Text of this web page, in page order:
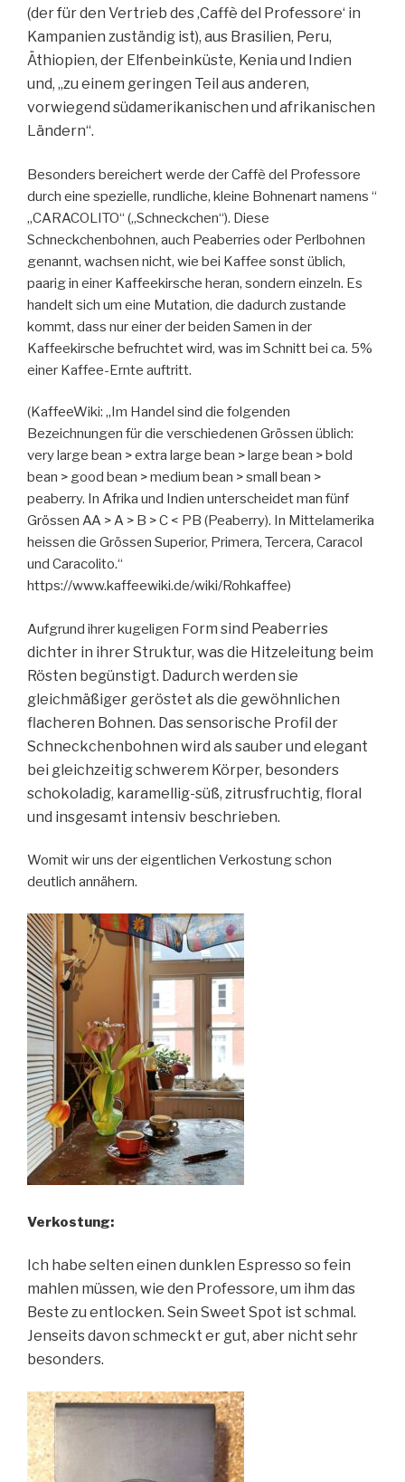
(der für den Vertrieb des ‚Caffè del Professore‘ in
Kampanien zuständig ist), aus Brasilien, Peru,
Äthiopien, der Elfenbeinküste, Kenia und Indien
und, „zu einem geringen Teil aus anderen,
vorwiegend südamerikanischen und afrikanischen
Ländern“.
Besonders bereichert werde der Caffè del Professore
durch eine spezielle, rundliche, kleine Bohnenart namens “
„CARACOLITO“ („Schneckchen“). Diese
Schneckchenbohnen, auch Peaberries oder Perlbohnen
genannt, wachsen nicht, wie bei Kaffee sonst üblich,
paarig in einer Kaffeekirsche heran, sondern einzeln. Es
handelt sich um eine Mutation, die dadurch zustande
kommt, dass nur einer der beiden Samen in der
Kaffeekirsche befruchtet wird, was im Schnitt bei ca. 5%
einer Kaffee-Ernte auftritt.
(KaffeeWiki: „Im Handel sind die folgenden
Bezeichnungen für die verschiedenen Grössen üblich:
very large bean > extra large bean > large bean > bold
bean > good bean > medium bean > small bean >
peaberry. In Afrika und Indien unterscheidet man fünf
Grössen AA > A > B > C < PB (Peaberry). In Mittelamerika
heissen die Grössen Superior, Primera, Tercera, Caracol
und Caracolito.“
https://www.kaffeewiki.de/wiki/Rohkaffee)
Aufgrund ihrer kugeligen Form sind Peaberries
dichter in ihrer Struktur, was die Hitzeleitung beim
Rösten begünstigt. Dadurch werden sie
gleichmäßiger geröstet als die gewöhnlichen
flacheren Bohnen. Das sensorische Profil der
Schneckchenbohnen wird als sauber und elegant
bei gleichzeitig schwerem Körper, besonders
schokoladig, karamellig-süß, zitrusfruchtig, floral
und insgesamt intensiv beschrieben.
Womit wir uns der eigentlichen Verkostung schon
deutlich annähern.
Verkostung:
Ich habe selten einen dunklen Espresso so fein
mahlen müssen, wie den Professore, um ihm das
Beste zu entlocken. Sein Sweet Spot ist schmal.
Jenseits davon schmeckt er gut, aber nicht sehr
besonders.